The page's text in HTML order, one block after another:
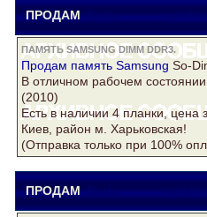
ПРОДАМ Drake
ПАМЯТЬ SAMSUNG DIMM DDR3.
Продам память Samsung So-
В отличном рабочем
(2010)
Есть в наличии 4 планки, цена
Киев, район м. Харьковская!
(Отправка только при 100%
ПРОДАМ Drake